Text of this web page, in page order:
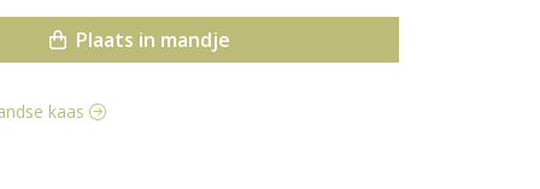
Plaats in mandje
kaas